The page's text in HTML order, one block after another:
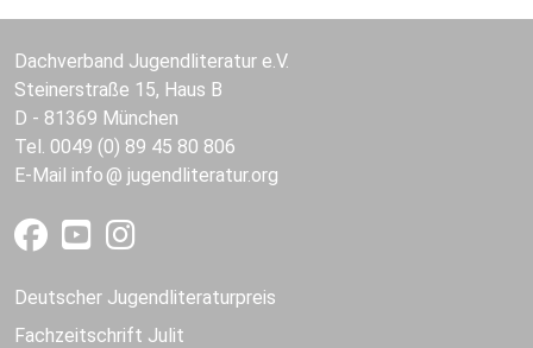
Dachverband Jugendliteratur e.V.
Steinerstraße 15, Haus B
D - 81369 München
Tel. 0049 (0) 89 45 80 806
E-Mail info jugendliteratur.org
Deutscher Jugendliteraturpreis
Fachzeitschrift Julit